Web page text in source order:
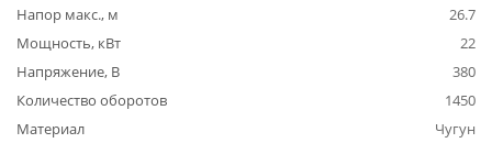
Напор макс., м
26.7
Мощность, кВт
22
Напряжение, В
380
Количество оборотов
1450
Материал
Чугун